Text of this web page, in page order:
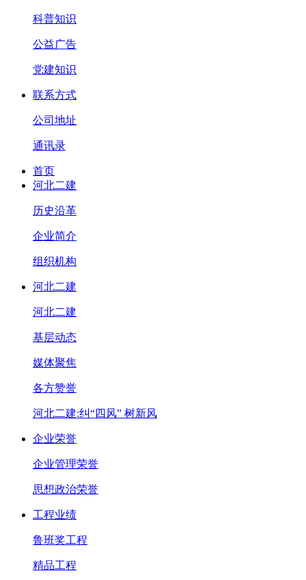
科普知识
公益广告
党建知识
联系方式
公司地址
通讯录
首页
河北二建
历史沿革
企业简介
组织机构
河北二建
河北二建
基层动态
媒体聚焦
各方赞誉
河北二建:纠“四风” 树新风
企业荣誉
企业管理荣誉
思想政治荣誉
工程业绩
鲁班奖工程
精品工程